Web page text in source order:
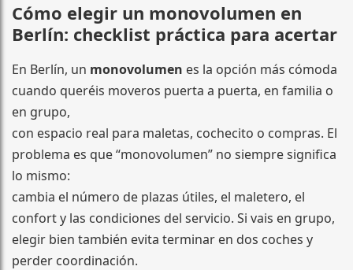
Cómo elegir un monovolumen en
Berlín: checklist práctica para acertar
En Berlín, un monovolumen es la opción más cómoda
cuando queréis moveros puerta a puerta, en familia o
en grupo,
con espacio real para maletas, cochecito o compras. El
problema es que “monovolumen” no siempre significa
lo mismo:
cambia el número de plazas útiles, el maletero, el
confort y las condiciones del servicio. Si vais en grupo,
elegir bien también evita terminar en dos coches y
perder coordinación.